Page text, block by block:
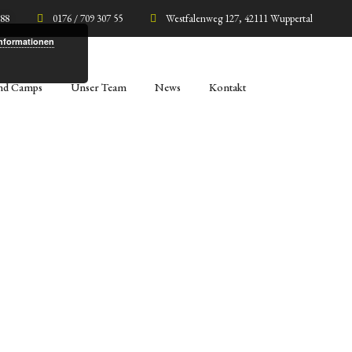
0176 / 709 307 55 Westfalenweg 127, 42111 Wuppertal
Camps Unser Team News Kontakt
Markus Hoppe